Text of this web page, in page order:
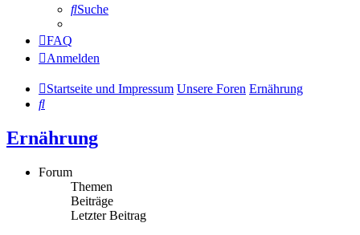
Suche
FAQ
Anmelden
Startseite und Impressum Unsere Foren Ernährung
Suche
Ernährung
Forum
Themen
Beiträge
Letzter Beitrag